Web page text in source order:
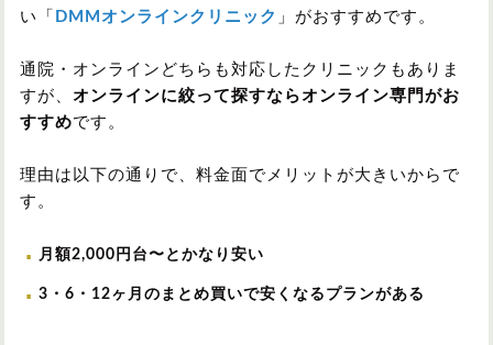
い「 DMMオンラインクリニック 」がおすすめです。
通院・オンラインどちらも対応したクリニックもありま
すが、 オンラインに絞って探すならオンライン専門がお
すすめです。
理由は以下の通りで、料金面でメリットが大きいからで
す。
月額2,000円台〜とかなり安い
3・6・12ヶ月のまとめ買いで安くなるプランがある